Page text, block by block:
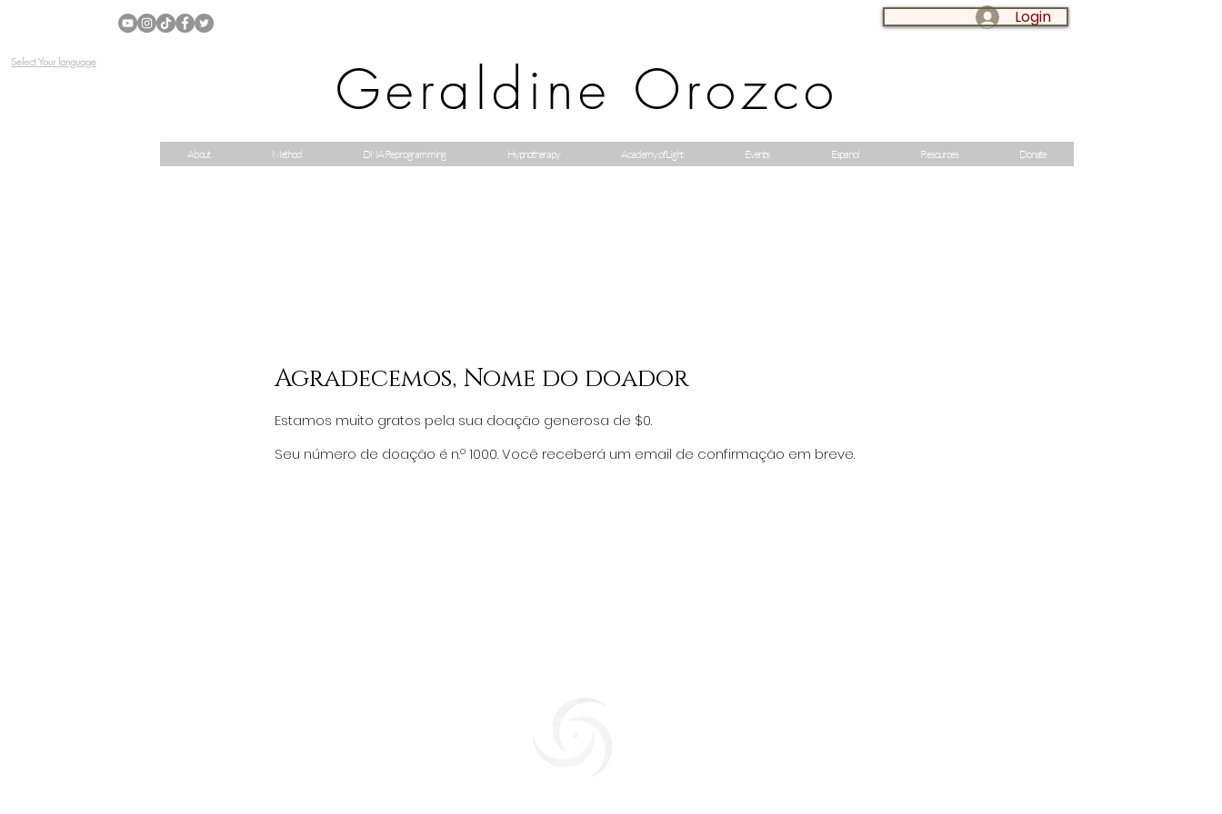
Select Your language
Login
Geraldine Orozco
About Method DNA Reprogramming Hypnotherapy Academy of Light Events Espanol Resources Donate
Agradecemos, Nome do doador
Estamos muito gratos pela sua doação generosa de $0.
Seu número de doação é n.º 1000. Você receberá um email de confirmação em breve.